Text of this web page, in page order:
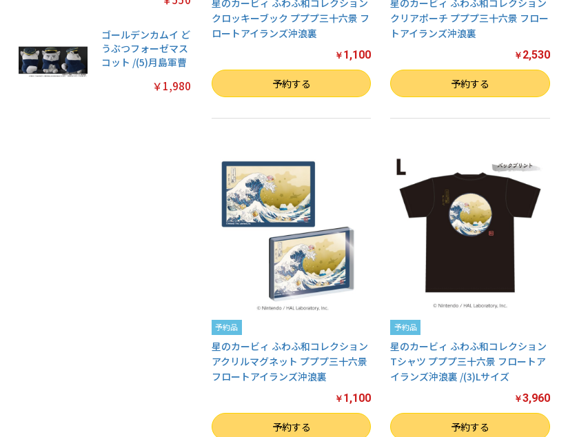
ゴールデンカムイ ど
うぶつフォーゼマス
コット /(5)月島軍曹
￥1,980
クロッキーブック プププ三十六景 フ
ロートアイランズ沖浪裏
￥ 1,100
数量 予約する
クリアポーチ プププ三十六景 フロー
トアイランズ沖浪裏
￥ 2,530
数量 予約する
予約品
星のカービィ ふわふ和コレクション
アクリルマグネット プププ三十六景
フロートアイランズ沖浪裏
￥ 1,100
数量 予約する
予約品
星のカービィ ふわふ和コレクション
Tシャツ プププ三十六景 フロートア
イランズ沖浪裏 /(3)Lサイズ
￥3,960
数量 予約する